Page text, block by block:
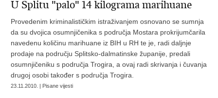
U Splitu "palo" 14 kilograma marihuane
Provedenim kriminalističkim istraživanjem osnovano se sumnja
da su dvojica osumnjičenika s područja Mostara prokrijumčarila
navedenu količinu marihuane iz BIH u RH te je, radi daljnje
prodaje na području Splitsko-dalmatinske županije, predali
osumnjičeniku s područja Trogira, a ovaj radi skrivanja i čuvanja
drugoj osobi također s područja Trogira.
23.11.2010. | Pisane vijesti